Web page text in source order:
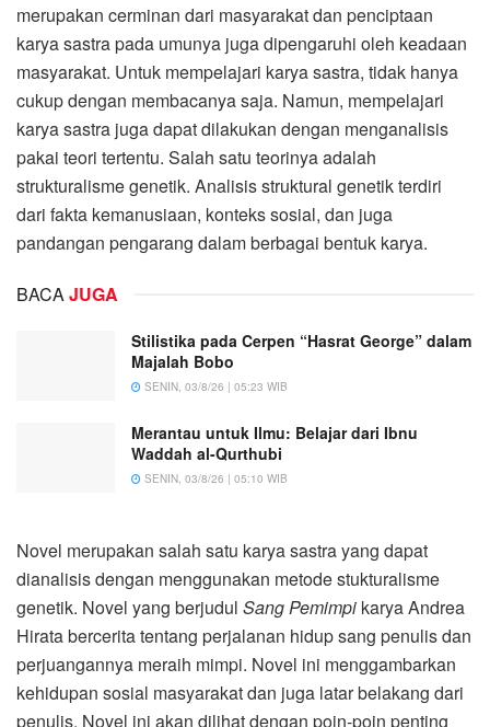
merupakan cerminan dari masyarakat dan penciptaan
karya sastra pada umunya juga dipengaruhi oleh keadaan
masyarakat. Untuk mempelajari karya sastra, tidak hanya
cukup dengan membacanya saja. Namun, mempelajari
karya sastra juga dapat dilakukan dengan menganalisis
pakai teori tertentu. Salah satu teorinya adalah
strukturalisme genetik. Analisis struktural genetik terdiri
dari fakta kemanusiaan, konteks sosial, dan juga
pandangan pengarang dalam berbagai bentuk karya.
BACAJUGA
Stilistika pada Cerpen “Hasrat George” dalam
Majalah Bobo
SENIN, 03/8/26 | 05:23 WIB
Merantau untuk Ilmu: Belajar dari Ibnu
Waddah al-Qurthubi
SENIN, 03/8/26 | 05:10 WIB
Novel merupakan salah satu karya sastra yang dapat
dianalisis dengan menggunakan metode stukturalisme
genetik. Novel yang berjudul Sang Pemimpi karya Andrea
Hirata bercerita tentang perjalanan hidup sang penulis dan
perjuangannya meraih mimpi. Novel ini menggambarkan
kehidupan sosial masyarakat dan juga latar belakang dari
penulis. Novel ini akan dilihat dengan poin-poin penting